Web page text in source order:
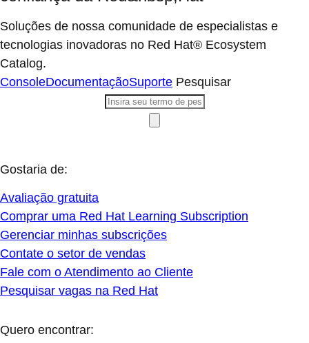
Soluções de nossa comunidade de especialistas e
tecnologias inovadoras no Red Hat® Ecosystem
Catalog.
ConsoleDocumentaçãoSuporte Pesquisar
Gostaria de:
Avaliação gratuita
Comprar uma Red Hat Learning Subscription
Gerenciar minhas subscrições
Contate o setor de vendas
Fale com o Atendimento ao Cliente
Pesquisar vagas na Red Hat
Quero encontrar: